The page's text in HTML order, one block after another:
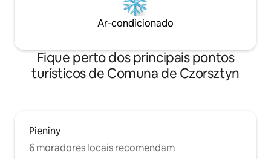
Ar-condicionado
Fique perto dos principais pontos
turísticos de Comuna de Czorsztyn
Pieniny
6 moradores locais recomendam